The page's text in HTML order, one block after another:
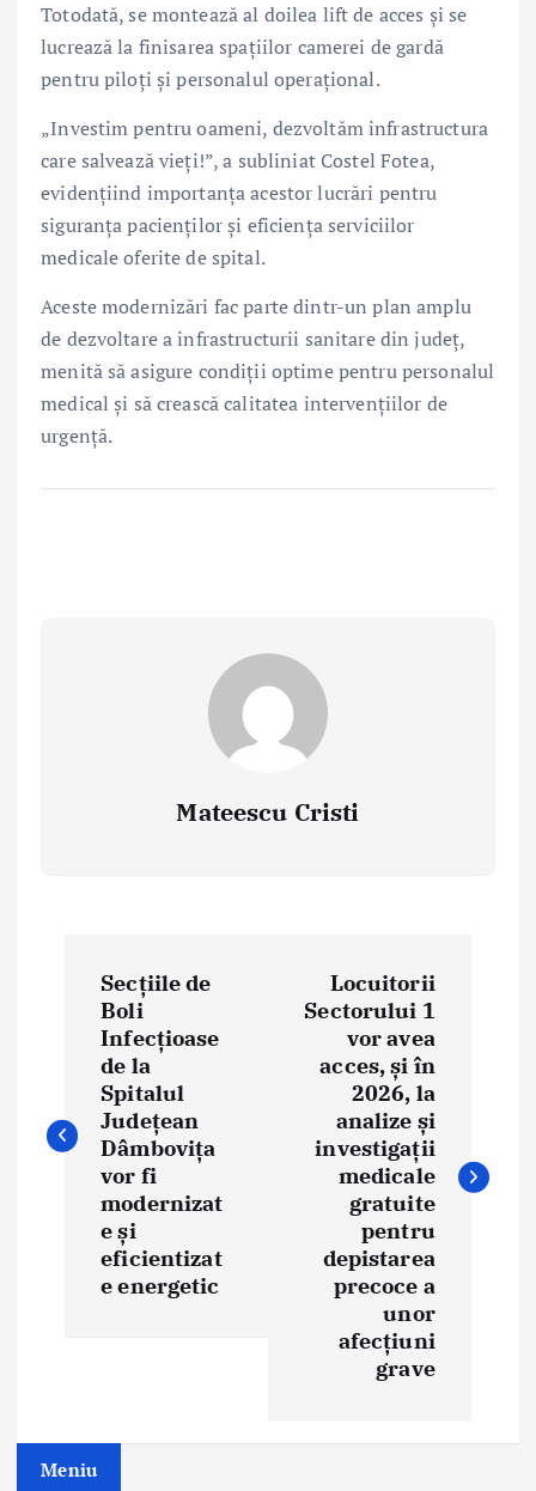
Totodată, se montează al doilea lift de acces și se
lucrează la finisarea spațiilor camerei de gardă
pentru piloți și personalul operațional.
„Investim pentru oameni, dezvoltăm infrastructura
care salvează vieți!”, a subliniat Costel Fotea,
evidențiind importanța acestor lucrări pentru
siguranța pacienților și eficiența serviciilor
medicale oferite de spital.
Aceste modernizări fac parte dintr-un plan amplu
de dezvoltare a infrastructurii sanitare din județ,
menită să asigure condiții optime pentru personalul
medical și să crească calitatea intervențiilor de
urgență.
Mateescu Cristi
n
t
Secțiile de
Boli
Infecțioase
de la
Spitalul
Județean
Dâmbovița
vor fi
modernizat
e și
eficientizat
e energetic
Locuitorii
Sectorului 1
vor avea
acces, și în
2026, la
analize și
investigații
medicale
gratuite
pentru
depistarea
precoce a
unor
afecțiuni
grave
Meniu